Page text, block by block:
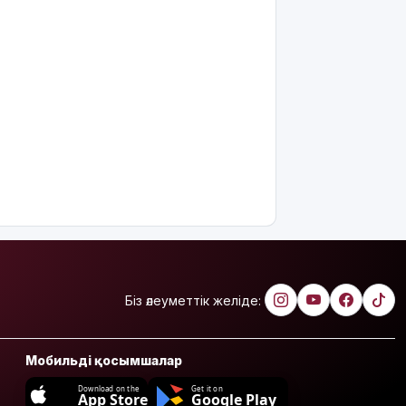
Біз әлеуметтік желіде:
Мобильді қосымшалар
Download on the
App Store
Get it on
Google Play